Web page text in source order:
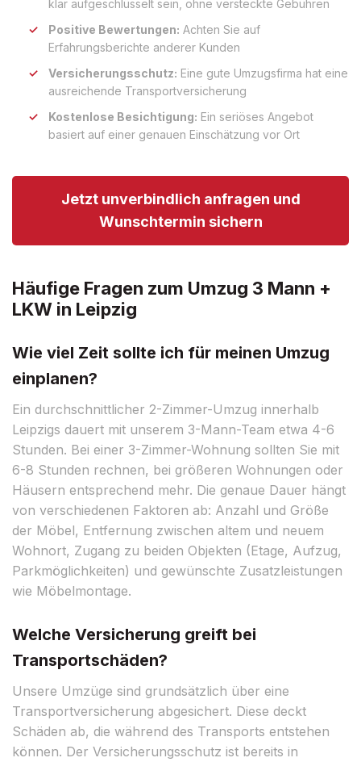
klar aufgeschlüsselt sein, ohne versteckte Gebühren
Positive Bewertungen: Achten Sie auf
Erfahrungsberichte anderer Kunden
Versicherungsschutz: Eine gute Umzugsfirma hat eine
ausreichende Transportversicherung
Kostenlose Besichtigung: Ein seriöses Angebot
basiert auf einer genauen Einschätzung vor Ort
Jetzt unverbindlich anfragen und
Wunschtermin sichern
Häufige Fragen zum Umzug 3 Mann +
LKW in Leipzig
Wie viel Zeit sollte ich für meinen Umzug
einplanen?
Ein durchschnittlicher 2-Zimmer-Umzug innerhalb
Leipzigs dauert mit unserem 3-Mann-Team etwa 4-6
Stunden. Bei einer 3-Zimmer-Wohnung sollten Sie mit
6-8 Stunden rechnen, bei größeren Wohnungen oder
Häusern entsprechend mehr. Die genaue Dauer hängt
von verschiedenen Faktoren ab: Anzahl und Größe
der Möbel, Entfernung zwischen altem und neuem
Wohnort, Zugang zu beiden Objekten (Etage, Aufzug,
Parkmöglichkeiten) und gewünschte Zusatzleistungen
wie Möbelmontage.
Welche Versicherung greift bei
Transportschäden?
Unsere Umzüge sind grundsätzlich über eine
Transportversicherung abgesichert. Diese deckt
Schäden ab, die während des Transports entstehen
können. Der Versicherungsschutz ist bereits in